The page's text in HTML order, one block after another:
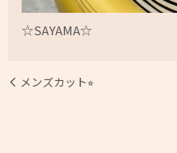
☆SAYAMA☆
メンズカット⭐︎